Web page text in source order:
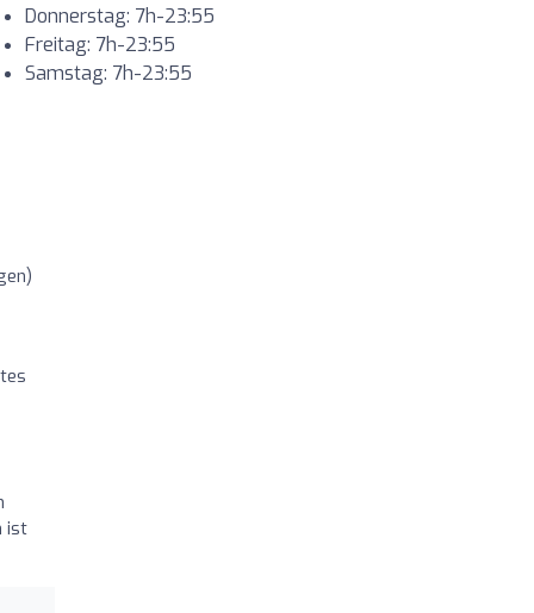
Donnerstag: 7h-23:55
Freitag: 7h-23:55
Samstag: 7h-23:55
ist